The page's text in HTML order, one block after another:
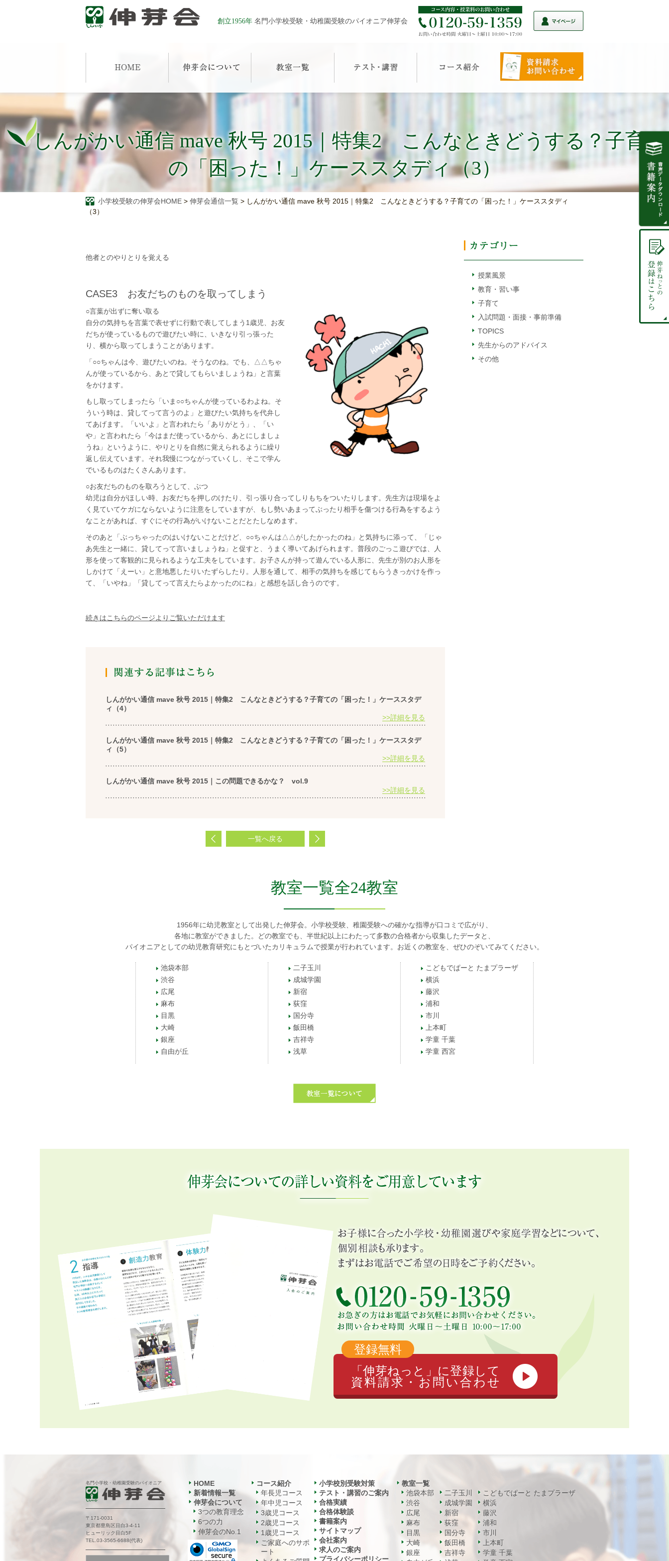
創立1956年 名門小学校受験・幼稚園受験のパイオニア伸芽会
しんがかい通信 mave 秋号 2015｜特集2 こんなときどうする？子育て
の「困った！」ケーススタディ（3）
小学校受験の伸芽会HOME > 伸芽会通信一覧 > しんがかい通信 mave 秋号 2015｜特集2 こんなときどうする？子育ての「困った！」ケーススタディ
（3）
他者とのやりとりを覚える
CASE3 お友だちのものを取ってしまう
○言葉が出ずに奪い取る
自分の気持ちを言葉で表せずに行動で表してしまう1歳児、お友
だちが使っているもので遊びたい時に、いきなり引っ張った
り、横から取ってしまうことがあります。
「○○ちゃんは今、遊びたいのね。そうなのね。でも、△△ちゃ
んが使っているから、あとで貸してもらいましょうね」と言葉
をかけます。
もし取ってしまったら「いま○○ちゃんが使っているわよね。そ
ういう時は、貸してって言うのよ」と遊びたい気持ちを代弁し
てあげます。「いいよ」と言われたら「ありがとう」、「い
や」と言われたら「今はまだ使っているから、あとにしましょ
うね」というように、やりとりを自然に覚えられるように繰り
返し伝えています。それ我慢につながっていくし、そこで学ん
でいるものはたくさんあります。
○お友だちのものを取ろうとして、ぶつ
幼児は自分がほしい時、お友だちを押しのけたり、引っ張り合ってしりもちをついたりします。先生方は現場をよ
く見ていてケガにならないように注意をしていますが、もし勢いあまってぶったり相手を傷つける行為をするよう
なことがあれば、すぐにその行為がいけないことだとたしなめます。
そのあと「ぶっちゃったのはいけないことだけど、○○ちゃんは△△がしたかったのね」と気持ちに添って、「じゃ
あ先生と一緒に、貸してって言いましょうね」と促すと、うまく導いてあげられます。普段のごっこ遊びでは、人
形を使って客観的に見られるような工夫をしています。お子さんが持って遊んでいる人形に、先生が別のお人形を
しかけて「えーい」と意地悪したりいたずらしたり。人形を通して、相手の気持ちを感じてもらうきっかけを作っ
て、「いやね」「貸してって言えたらよかったのにね」と感想を話し合うのです。
続きはこちらのページよりご覧いただけます
しんがかい通信 mave 秋号 2015｜特集2 こんなときどうする？子育ての「困った！」ケーススタデ
ィ（4）
>>詳細を見る
しんがかい通信 mave 秋号 2015｜特集2 こんなときどうする？子育ての「困った！」ケーススタデ
ィ（5）
>>詳細を見る
しんがかい通信 mave 秋号 2015｜この問題できるかな？ vol.9
>>詳細を見る
一覧へ戻る
教室一覧全24教室
1956年に幼児教室として出発した伸芽会。小学校受験、稚園受験への確かな指導が口コミで広がり、
各地に教室ができました。どの教室でも、半世紀以上にわたって多数の合格者から収集したデータと、
パイオニアとしての幼児教育研究にもとづいたカリキュラムで授業が行われています。お近くの教室を、ぜひのぞいてみてください。
池袋本部
渋谷
広尾
麻布
目黒
大崎
銀座
自由が丘
二子玉川
成城学園
新宿
荻窪
国分寺
飯田橋
吉祥寺
浅草
こどもでぱーと たまプラーザ
横浜
藤沢
浦和
市川
上本町
学童 千葉
学童 西宮
授業風景
教育・習い事
子育て
入試問題・面接・事前準備
TOPICS
先生からのアドバイス
その他
登録無料
「伸芽ねっと」に登録して
資料請求・お問い合わせ
名門小学校・幼稚園受験のパイオニア
〒171-0031
東京都豊島区目白3-4-11
ヒューリック目白5F
TEL.03-3565-6688(代表)
HOME
新着情報一覧
伸芽会について
3つの教育理念
6つの力
伸芽会のNo.1
コース紹介
年長児コース
年中児コース
3歳児コース
2歳児コース
1歳児コース
ご家庭へのサポ
ート
小学校別受験対策
テスト・講習のご案内
合格実績
合格体験談
書籍案内
サイトマップ
会社案内
求人のご案内
プライバシーポリシー
教室一覧
池袋本部
渋谷
広尾
麻布
目黒
大崎
銀座
二子玉川
成城学園
新宿
荻窪
国分寺
飯田橋
吉祥寺
こどもでぱーと たまプラーザ
横浜
藤沢
浦和
市川
上本町
学童 千葉